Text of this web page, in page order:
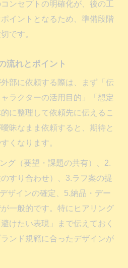
ンセプトの明確化が、後の工
イントとなるため、準備段階
です。
流れとポイント
部に依頼する際は、まず「伝
ラクターの活用目的」「想定
に整理して依頼先に伝えるこ
昧なまま依頼すると、期待と
くなります。
グ（要望・課題の共有）、2.
すり合わせ）、3.ラフ案の提
ザインの確定、5.納品・デー
一般的です。特にヒアリング
けたい表現」まで伝えておく
ンド規範に合ったデザインが